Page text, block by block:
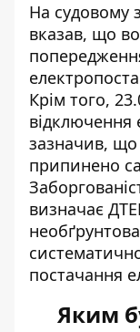
На судовому
вказав, що
Крім того,
відключення
зазначив, що
припинено
визначає
постачання
Яким